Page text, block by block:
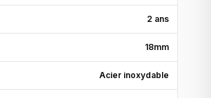
2 ans
18mm
Acier inoxydable